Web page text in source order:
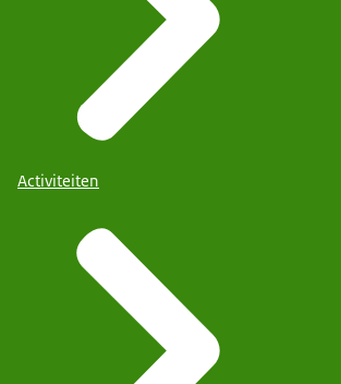
Activiteiten